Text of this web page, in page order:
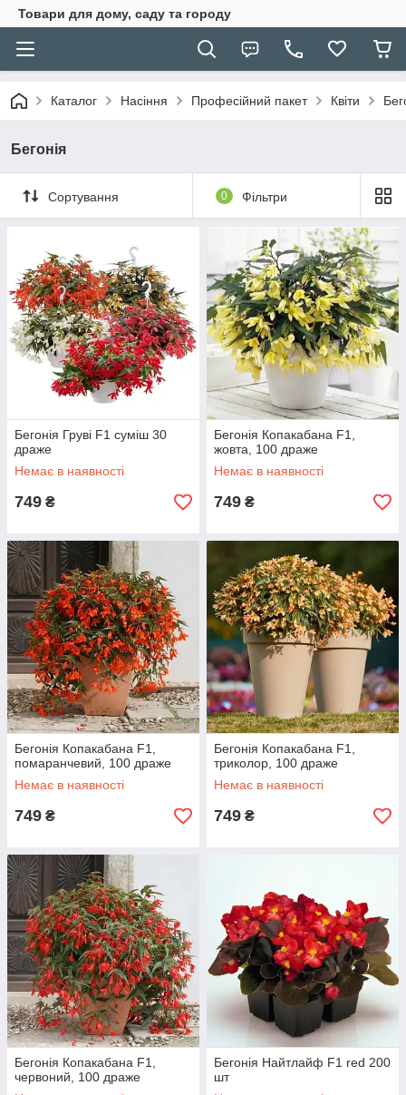
Товари для дому, саду та городу
Каталог Насіння Професійний пакет Квіти
Бегонія
Сортування 0 Фільтри
Бегонія Груві F1 cуміш 30
драже
Немає в наявності
749 ₴
Бегонія Копакабана F1,
жовта, 100 драже
Немає в наявності
749 ₴
Бегонія Копакабана F1,
помаранчевий, 100 драже
Немає в наявності
749 ₴
Бегонія Копакабана F1,
триколор, 100 драже
Немає в наявності
749 ₴
Бегонія Копакабана F1,
червоний, 100 драже
Бегонія Найтлайф F1 red 200
шт